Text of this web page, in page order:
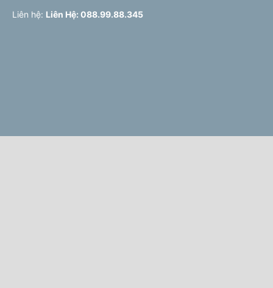
Liên hệ: Liên Hệ: 088.99.88.345